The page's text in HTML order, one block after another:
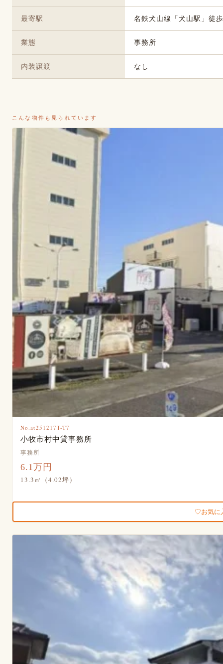
最寄駅 名鉄犬山線「犬山駅」徒
業態 事務所
内装譲渡 なし
こんな物件も見られています
No.at251217T-T7
小牧市村中貸事務所
事務所
6.1万円
13.3㎡（4.02坪）
お気に